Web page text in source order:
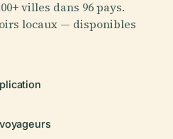
villes dans 96 pays.
locaux — disponibles